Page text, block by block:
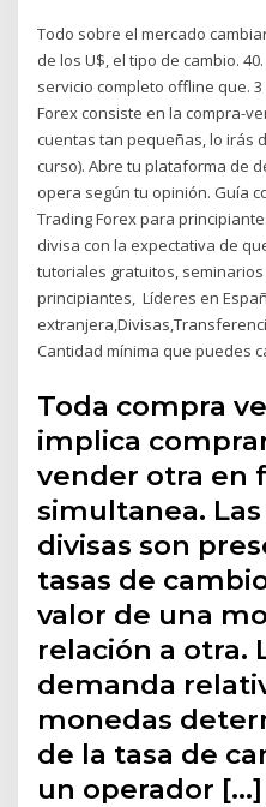
Todo sobre el mercado
de los U$, el tipo de cambio.
servicio completo offline que. 3
Forex consiste en la compra-
cuentas tan pequeñas, lo irás
curso). Abre tu plataforma de
opera según tu opinión. Guía
Trading Forex para
divisa con la expectativa de
tutoriales gratuitos,
principiantes, Líderes en
Cantidad mínima que puedes
Toda compra
implica
vender otra en
simultanea.
divisas son
tasas de
valor de una
relación a otra.
demanda
monedas
de la tasa de
un operador […]